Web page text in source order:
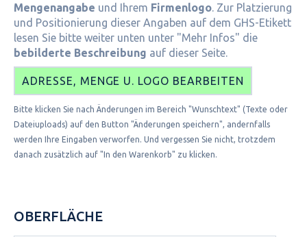
Mengenangabe und Ihrem Firmenlogo. Zur Platzierung
und Positionierung dieser Angaben auf dem GHS-Etikett
lesen Sie bitte weiter unten unter "Mehr Infos" die
bebilderte Beschreibung auf dieser Seite.
ADRESSE, MENGE U. LOGO BEARBEITEN
Bitte klicken Sie nach Änderungen im Bereich "Wunschtext" (Texte oder
Dateiuploads) auf den Button "Änderungen speichern", andernfalls
werden Ihre Eingaben verworfen. Und vergessen Sie nicht, trotzdem
danach zusätzlich auf "In den Warenkorb" zu klicken.
OBERFLÄCHE